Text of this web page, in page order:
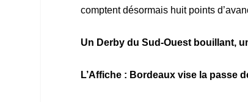
comptent désormais huit points
Un Derby du Sud-Ouest bouillant,
L’Affiche : Bordeaux vise la passe